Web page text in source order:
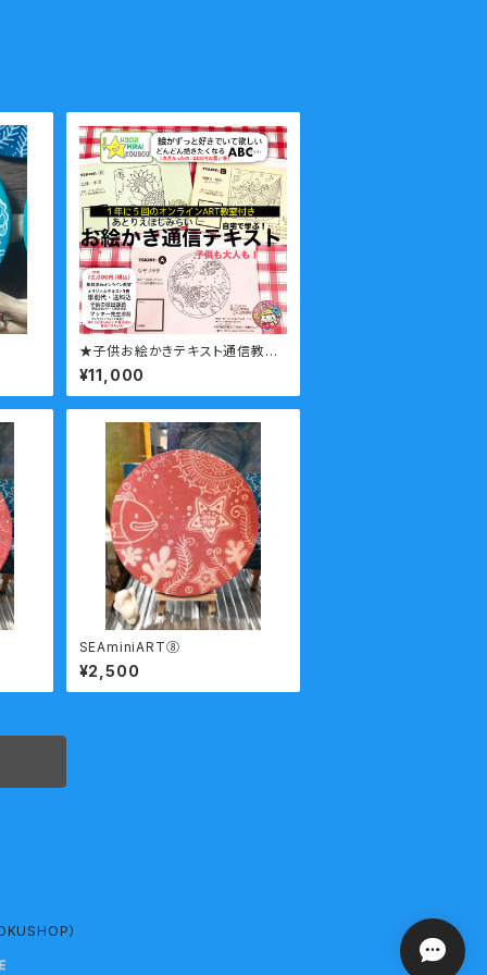
★子供お絵かきテキスト通信教室
のテキスト教材＋ご入会のページ
¥11,000
SEAminiART⑧
¥2,500
）